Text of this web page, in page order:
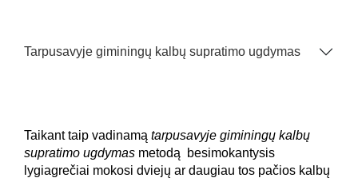
Tarpusavyje giminingų kalbų supratimo ugdymas
Taikant taip vadinamą tarpusavyje giminingų kalbų
supratimo ugdymas metodą
besimokantysis
lygiagrečiai mokosi dviejų ar daugiau tos pačios kalbų